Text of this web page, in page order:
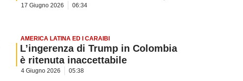
17 Giugno 2026 06:34
AMERICA LATINA ED I CARAIBI
L’ingerenza di Trump in Colombia
è ritenuta inaccettabile
4 Giugno 2026 05:38